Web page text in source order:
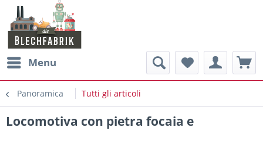
Menu
Panoramica Tutti gli articoli
Locomotiva con pietra focaia e